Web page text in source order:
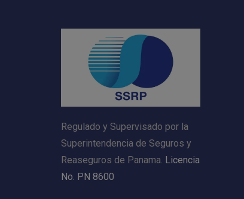
Regulado y Supervisado por la
Superintendencia de Seguros y
Reaseguros de Panama. Licencia
No. PN 8600